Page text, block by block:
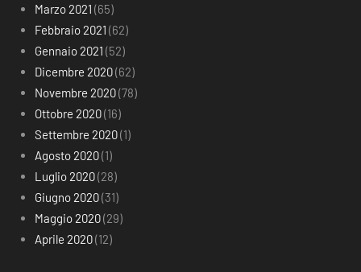
Marzo 2021 (65)
Febbraio 2021 (62)
Gennaio 2021 (52)
Dicembre 2020(62)
Novembre 2020(78)
Ottobre 2020(16)
Settembre 2020(1)
Agosto 2020(1)
Luglio 2020(28)
Giugno 2020(31)
Maggio 2020(29)
Aprile 2020(12)